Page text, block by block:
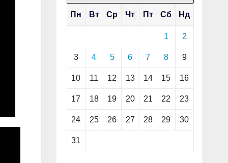
Пн Вт Ср Чт Пт Сб Нд
1 2
3 4 5 6 7 8 9
10 11 12 13 14 15 16
17 18 19 20 21 22 23
24 25 26 27 28 29 30
31